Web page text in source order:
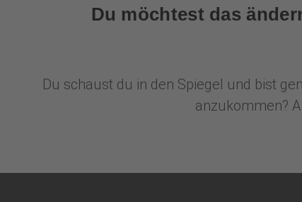
Du möchtest das
Du schaust du in den Spiegel und bist
anzukommen?